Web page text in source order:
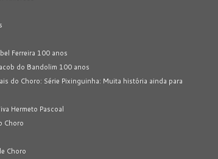
Ferreira 100 anos
do Bandolim 100 anos
do Choro: Série Pixinguinha: Muita história ainda para
Hermeto Pascoal
Choro
Choro